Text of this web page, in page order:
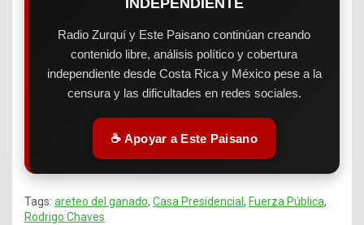
INDEPENDIENTE
Radio Zurquí y Este Paisano continúan creando
contenido libre, análisis político y cobertura
independiente desde Costa Rica y México pese a la
censura y las dificultades en redes sociales.
☕ Apoyar a Este Paisano
Tags: areteo del ganado, Casa Presidencial, Fuerza Pública,
Rodrigo Chaves